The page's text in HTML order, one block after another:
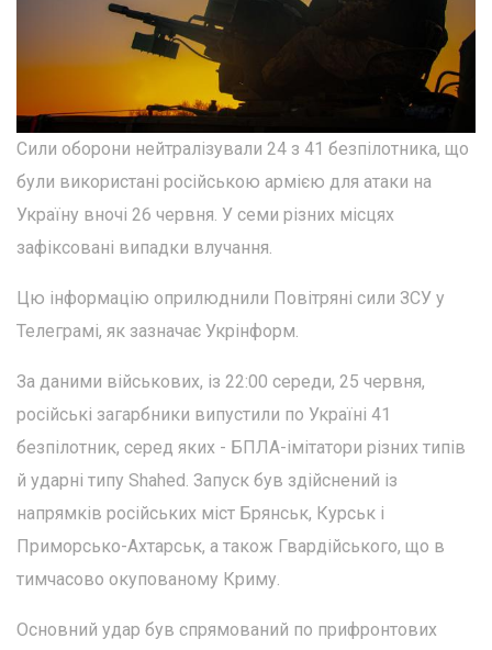
Сили оборони нейтралізували 24 з 41 безпілотника, що
були використані російською армією для атаки на
Україну вночі 26 червня. У семи різних місцях
зафіксовані випадки влучання.
Цю інформацію оприлюднили Повітряні сили ЗСУ у
Телеграмі, як зазначає Укрінформ.
За даними військових, із 22:00 середи, 25 червня,
російські загарбники випустили по Україні 41
безпілотник, серед яких - БПЛА-імітатори різних типів
й ударні типу Shahed. Запуск був здійснений із
напрямків російських міст Брянськ, Курськ і
Приморсько-Ахтарськ, а також Гвардійського, що в
тимчасово окупованому Криму.
Основний удар був спрямований по прифронтових